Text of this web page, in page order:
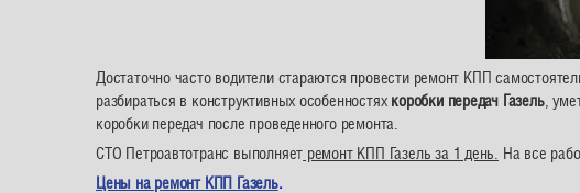
Достаточно часто водители стараются провести ремонт КПП
разбираться в конструктивных особенностях коробки передач Газель,
коробки передач после проведенного ремонта.
СТО Петроавтотранс выполняет ремонт КПП Газель за 1 день. На все
Цены на ремонт КПП Газель.